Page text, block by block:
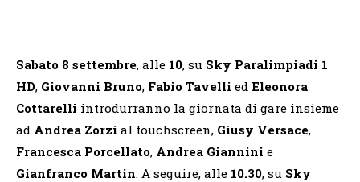
Sabato 8 settembre, alle 10, su Sky Paralimpiadi 1
HD, Giovanni Bruno, Fabio Tavelli ed Eleonora
Cottarelli introdurranno la giornata di gare insieme
ad Andrea Zorzi al touchscreen, Giusy Versace,
Francesca Porcellato, Andrea Giannini e
Gianfranco Martin. A seguire, alle 10.30, su Sky